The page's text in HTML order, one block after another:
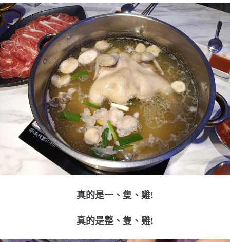
真的是一、隻、雞!
真的是整、隻、雞!